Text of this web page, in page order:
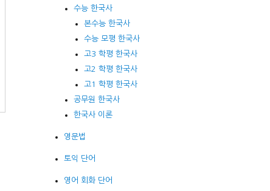
수능 한국사
본수능 한국사
수능 모평 한국사
고3 학평 한국사
고2 학평 한국사
고1 학평 한국사
공무원 한국사
한국사 이론
영문법
토익 단어
영어 회화 단어